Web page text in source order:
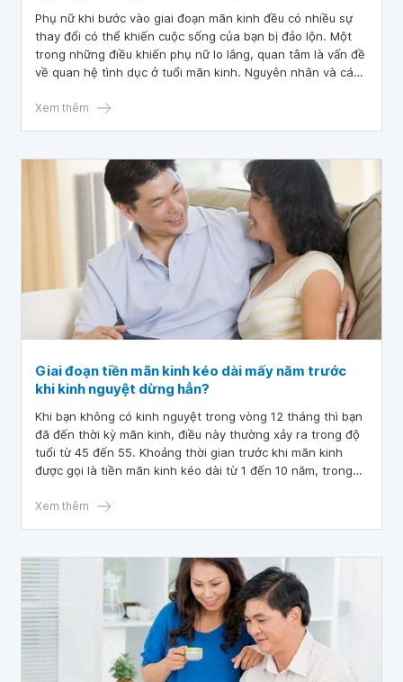
Phụ nữ khi bước vào giai đoạn mãn kinh đều có nhiều sự
thay đổi có thể khiến cuộc sống của bạn bị đảo lộn. Một
trong những điều khiến phụ nữ lo lắng, quan tâm là vấn đề
về quan hệ tình dục ở tuổi mãn kinh. Nguyên nhân và cách
kinh nhưng vẫn có được những cảm xúc thăng hoa về
Xem thêm
Giai đoạn tiền mãn kinh kéo dài mấy năm trước
khi kinh nguyệt dừng hẳn?
Khi bạn không có kinh nguyệt trong vòng 12 tháng thì bạn
đã đến thời kỳ mãn kinh, điều này thường xảy ra trong độ
tuổi từ 45 đến 55. Khoảng thời gian trước khi mãn kinh
được gọi là tiền mãn kinh kéo dài từ 1 đến 10 năm, trong
progesterone thay đổi liên tục theo từng tháng. Tiền mãn
Xem thêm